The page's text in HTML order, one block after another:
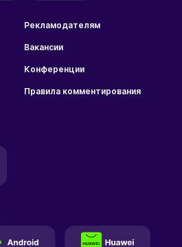
Рекламодателям
Вакансии
Конференции
Правила комментирования